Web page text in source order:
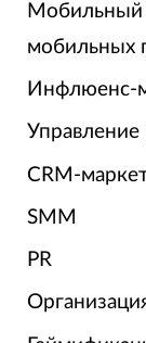
Мобильный
мобильных
Инфлюенс-
Управление
CRM-
SMM
PR